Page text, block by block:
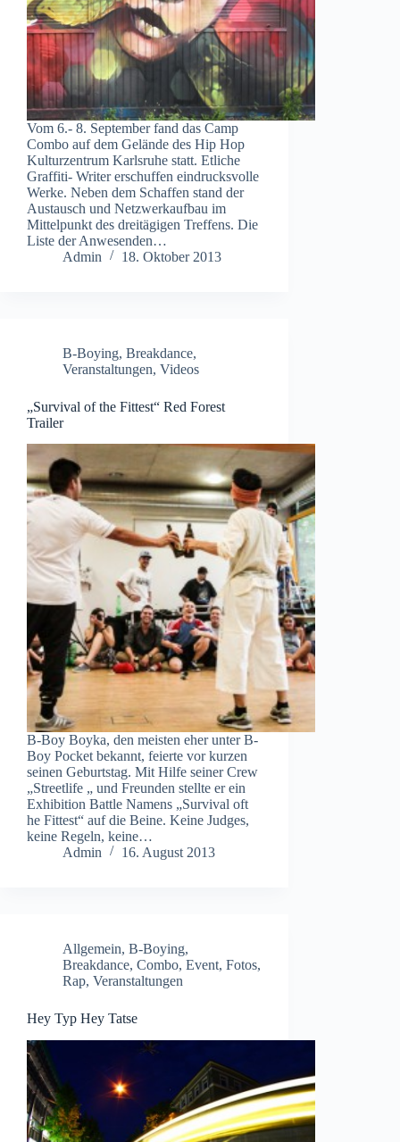
Vom 6.- 8. September fand das Camp
Combo auf dem Gelände des Hip Hop
Kulturzentrum Karlsruhe statt. Etliche
Graffiti- Writer erschuffen eindrucksvolle
Werke. Neben dem Schaffen stand der
Austausch und Netzwerkaufbau im
Mittelpunkt des dreitägigen Treffens. Die
Liste der Anwesenden…
Admin
18. Oktober 2013
B-Boying, Breakdance,
Veranstaltungen, Videos
„Survival of the Fittest“ Red Forest
Trailer
B-Boy Boyka, den meisten eher unter B-
Boy Pocket bekannt, feierte vor kurzen
seinen Geburtstag. Mit Hilfe seiner Crew
„Streetlife „ und Freunden stellte er ein
Exhibition Battle Namens „Survival oft
he Fittest“ auf die Beine. Keine Judges,
keine Regeln, keine…
Admin
16. August 2013
Allgemein, B-Boying,
Breakdance, Combo, Event, Fotos,
Rap, Veranstaltungen
Hey Typ Hey Tatse